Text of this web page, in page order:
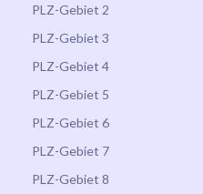
PLZ-Gebiet 2
PLZ-Gebiet 3
PLZ-Gebiet 4
PLZ-Gebiet 5
PLZ-Gebiet 6
PLZ-Gebiet 7
PLZ-Gebiet 8